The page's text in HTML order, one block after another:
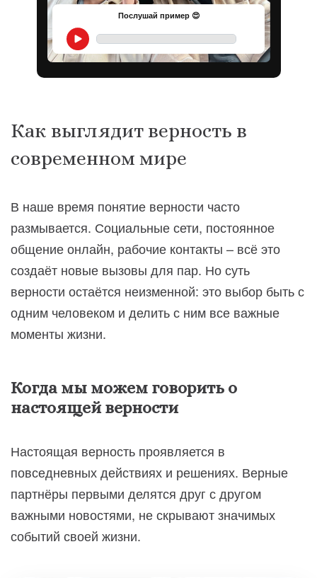
Послушай пример 😍
Как выглядит верность в
современном мире
В наше время понятие верности часто
размывается. Социальные сети, постоянное
общение онлайн, рабочие контакты – всё это
создаёт новые вызовы для пар. Но суть
верности остаётся неизменной: это выбор быть с
одним человеком и делить с ним все важные
моменты жизни.
Когда мы можем говорить о
настоящей верности
Настоящая верность проявляется в
повседневных действиях и решениях. Верные
партнёры первыми делятся друг с другом
важными новостями, не скрывают значимых
событий своей жизни.